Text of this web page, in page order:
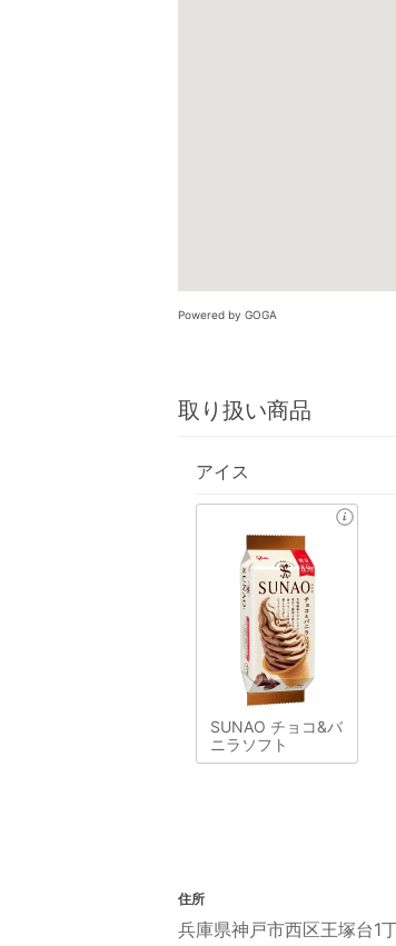
Powered by GOGA
取り扱い商品
アイス
SUNAO チョコ&バ
ニラソフト
住所
兵庫県神戸市西区王塚台1